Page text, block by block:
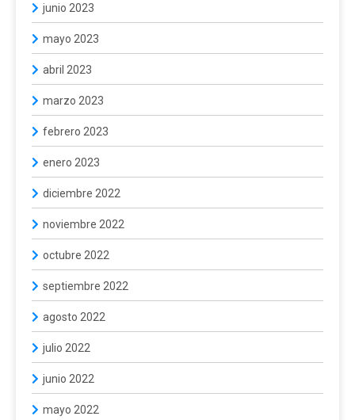
junio 2023
mayo 2023
abril 2023
marzo 2023
febrero 2023
enero 2023
diciembre 2022
noviembre 2022
octubre 2022
septiembre 2022
agosto 2022
julio 2022
junio 2022
mayo 2022